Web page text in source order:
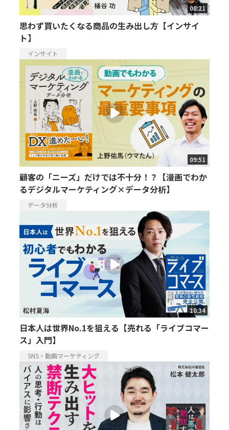
08:21
思わず買いたくなる商品の生み出し方【インサイ
ト】
インサイト
09:51
顧客の「ニーズ」だけでは不十分！？【漫画でわか
るデジタルマーケティング×データ分析】
データ分析
10:34
日本人は世界No.1を狙える【売れる「ライブコマー
ス」入門】
SNS・動画マーケティング